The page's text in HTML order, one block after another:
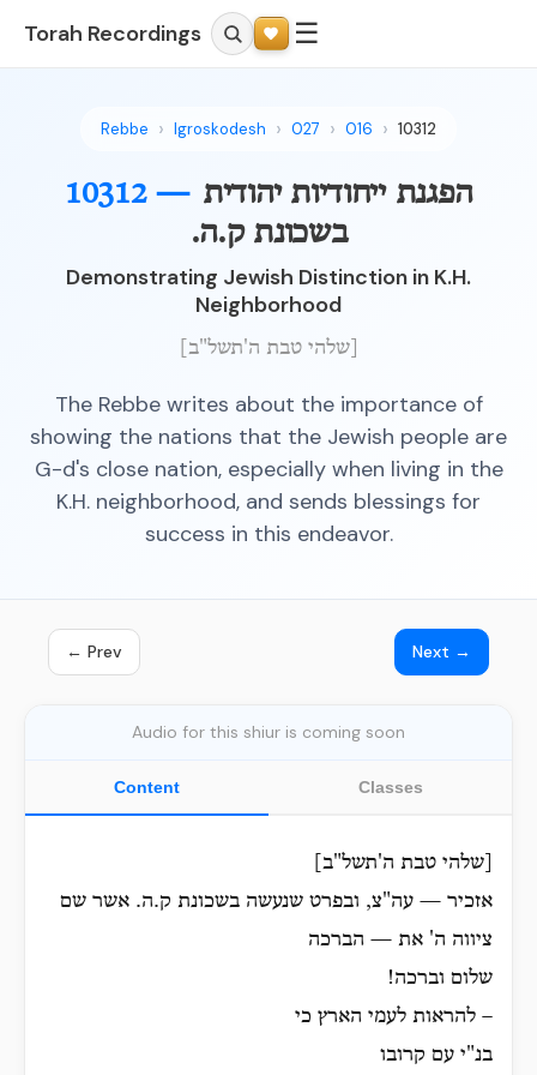
Torah Recordings ☰
Rebbe Igroskodesh 027 016 10312
10312 — הפגנת ייחודיות יהודית
בשכונת ק.ה.
Demonstrating Jewish Distinction in K.H.
Neighborhood
[שלהי טבת ה'תשל"ב]
The Rebbe writes about the importance of
showing the nations that the Jewish people are
G-d's close nation, especially when living in the
K.H. neighborhood, and sends blessings for
success in this endeavor.
← Prev Next →
Audio for this shiur is coming soon
Content Classes
[שלהי טבת ה'תשל"ב]
אזכיר — עה"צ, ובפרט שנעשה בשכונת ק.ה. אשר שם
ציווה ה' את — הברכה
שלום וברכה!
– להראות לעמי הארץ כי
בנ"י עם קרובו